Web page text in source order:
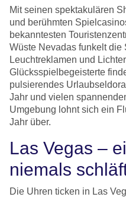
Mit seinen spektakulären
und berühmten
bekanntesten
Wüste Nevadas funkelt die
Leuchtreklamen und
Glücksspielbegeisterte
pulsierendes
Jahr und vielen
Umgebung lohnt sich ein
Jahr über.
Las Vegas –
niemals
Die Uhren ticken in Las